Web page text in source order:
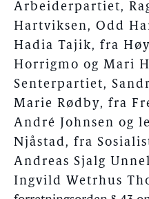
Arbeiderpartiet,
Hartviksen, Odd
Hadia Tajik, fra
Horrigmo og Mari
Senterpartiet,
Marie Rødby, fra
André Johnsen og
Njåstad, fra
Andreas Sjalg
Ingvild Wetrhus